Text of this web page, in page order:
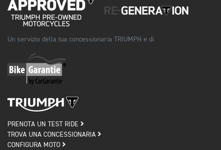
Un servizio della tua concessionaria TRIUMPH e di
PRENOTA UN TEST RIDE
TROVA UNA CONCESSIONARIA
CONFIGURA MOTO